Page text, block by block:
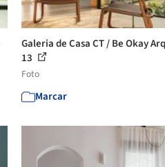
Galeria de Casa CT / Be Okay
13
Foto
Marcar